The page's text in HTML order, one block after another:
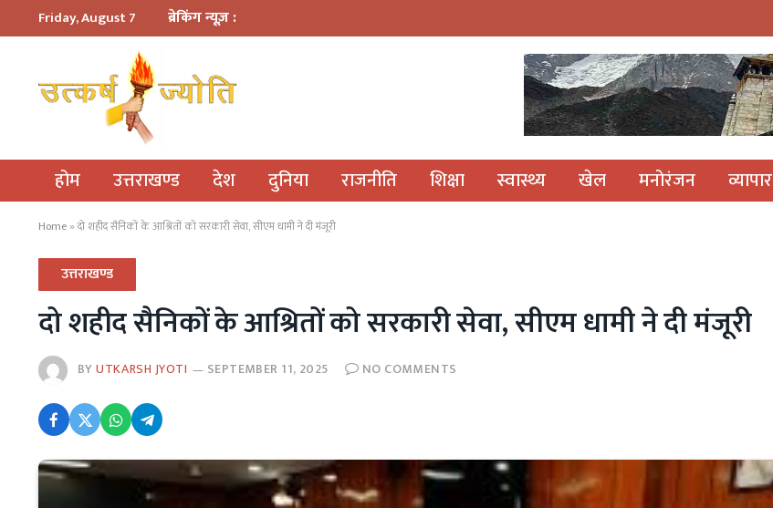
Friday, August 7 ब्रेकिंग न्यूज़ :
होम उत्तराखण्ड देश दुनिया राजनीति शिक्षा स्वास्थ्य खेल मनोरंजन व्यापार
Home »दो शहीद सैनिकों के आश्रितों को सरकारी सेवा, सीएम धामी ने दी मंजूरी
उत्तराखण्ड
दो शहीद सैनिकों के आश्रितों को सरकारी सेवा, सीएम धामी ने दी मंजूरी
BYUTKARSH JYOTI SEPTEMBER 11, 2025 NO COMMENTS